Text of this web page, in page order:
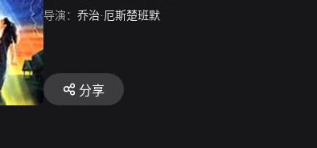
导演： 乔治·厄斯楚班默
分享